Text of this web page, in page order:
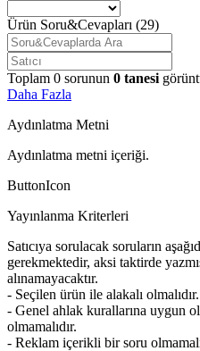
Ürün Soru&Cevapları (29)
Toplam 0 sorunun 0 tanesi
Daha Fazla
Aydınlatma Metni
Aydınlatma metni içeriği.
ButtonIcon
Yayınlanma Kriterleri
Satıcıya sorulacak soruların
gerekmektedir, aksi taktirde
alınamayacaktır.
- Seçilen ürün ile alakalı olmalıdır.
- Genel ahlak kurallarına uygun
olmamalıdır.
- Reklam içerikli bir soru